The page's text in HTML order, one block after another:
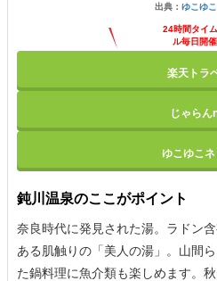
出典： ゆこゆ
24時間タイ
ル毎日開
楽天トラ
じゃらん
ゆこゆこネ
鈍川温泉のここがポイント
奈良時代に発見された湯。ラドン
ある肌触りの「美人の湯」。山間
た鍋料理に魚介類も楽しめます。